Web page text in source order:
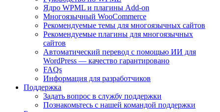
Ядро WPML и плагины Add-on
Многоязычный WooCommerce
Рекомендуемые темы для многоязычных сайтов
Рекомендуемые плагины для многоязычных
сайтов
Автоматический перевод с помощью ИИ для
WordPress — качество гарантировано
FAQs
Информация для разработчиков
Поддержка
Задать вопрос в службу поддержки
Познакомьтесь с нашей командой поддержки